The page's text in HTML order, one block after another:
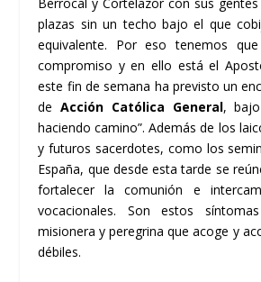
plazas sin un techo bajo el que
equivalente. Por eso tenemos
compromiso y en ello está el
este fin de semana ha previsto un
de Acción Católica General,
haciendo camino”. Además de los
y futuros sacerdotes, como los
España, que desde esta tarde se
fortalecer la comunión e
vocacionales. Son estos
misionera y peregrina que acoge y
débiles.